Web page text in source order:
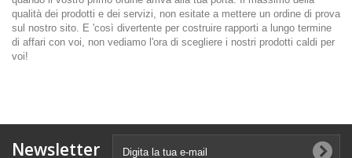
qualità dei prodotti e dei servizi, non esitate a mettere un ordine di prova
sul nostro sito. E 'così divertente per costruire rapporti a lungo termine
di affari con voi, non vediamo l'ora di scegliere i nostri prodotti caldi per
voi!
Newsletter